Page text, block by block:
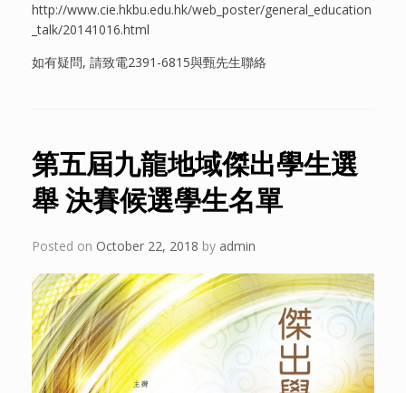
http://www.cie.hkbu.edu.hk/web_poster/general_education
_talk/20141016.html
如有疑問, 請致電2391-6815與甄先生聯絡
第五屆九龍地域傑出學生選
舉 決賽候選學生名單
Posted on October 22, 2018 by admin